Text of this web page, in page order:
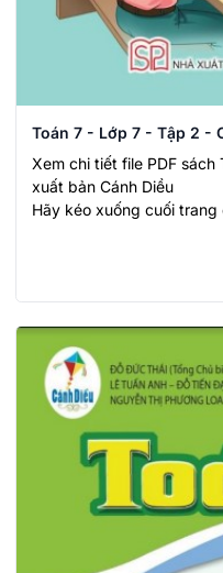
Toán 7 - Lớp 7 - Tập 2 -
Xem chi tiết file PDF
xuất bản Cánh Diều
Hãy kéo xuống cuối trang